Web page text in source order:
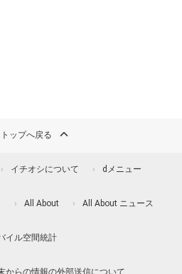
ップへ戻る
イチオシについて dメニュー
All About All About ニュース
イル空間統計
からの情報の外部送信について